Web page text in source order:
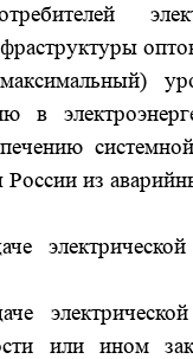
в
России из
или ином